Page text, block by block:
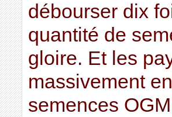
débourser dix
quantité de
gloire. Et les
massivement
semences